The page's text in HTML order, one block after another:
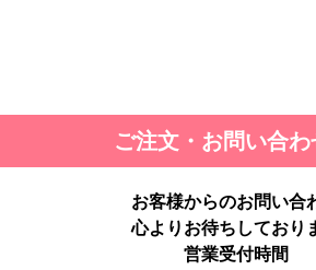
ご注文・お問い合
お客様からのお問い合
心よりお待ちしており
営業受付時間